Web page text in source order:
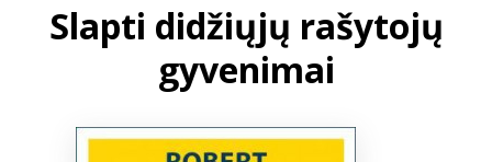
ELVIS atvyksta
Slapti didžiųjų rašytojų
gyvenimai